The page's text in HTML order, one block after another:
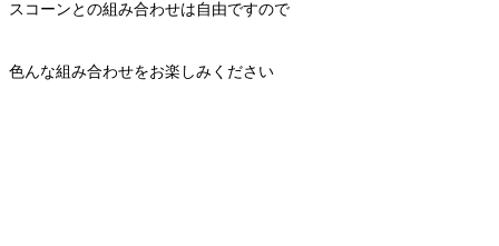
スコーンとの組み合わせは自由ですので
色んな組み合わせをお楽しみください